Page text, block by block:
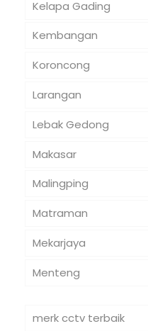
Kelapa Gading
Kembangan
Koroncong
Larangan
Lebak Gedong
Makasar
Malingping
Matraman
Mekarjaya
Menteng
merk cctv terbaik